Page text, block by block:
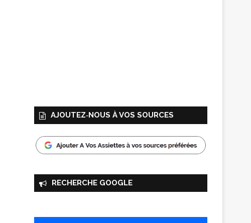
AJOUTEZ‑NOUS À VOS SOURCES
RECHERCHE GOOGLE